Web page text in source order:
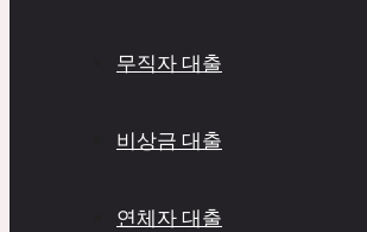
무직자 대출
비상금 대출
연체자 대출